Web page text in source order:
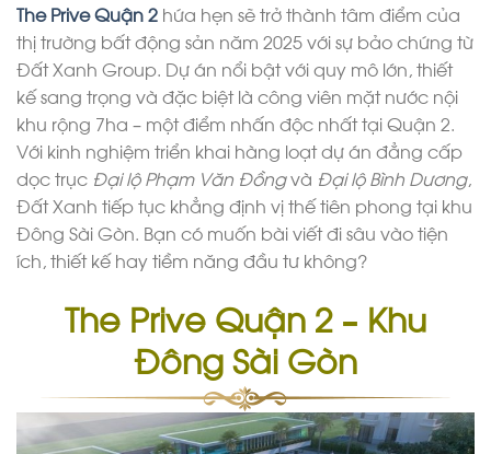
The Prive Quận 2 hứa hẹn sẽ trở thành tâm điểm của
thị trường bất động sản năm 2025 với sự bảo chứng từ
Đất Xanh Group. Dự án nổi bật với quy mô lớn, thiết
kế sang trọng và đặc biệt là công viên mặt nước nội
khu rộng 7ha – một điểm nhấn độc nhất tại Quận 2.
Với kinh nghiệm triển khai hàng loạt dự án đẳng cấp
dọc trục Đại lộ Phạm Văn Đồngvà Đại lộ Bình Dương,
Đất Xanh tiếp tục khẳng định vị thế tiên phong tại khu
Đông Sài Gòn. Bạn có muốn bài viết đi sâu vào tiện
ích, thiết kế hay tiềm năng đầu tư không?
The Prive Quận 2 – Khu
Đông Sài Gòn